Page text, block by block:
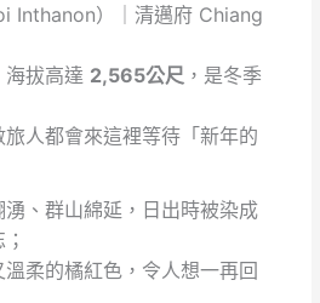
Inthanon）｜清邁府 Chiang
拔高達 2,565公尺 ，是冬季
人都會來這裡等待「新年的
、群山綿延，日出時被染成
柔的橘紅色，令人想一再回